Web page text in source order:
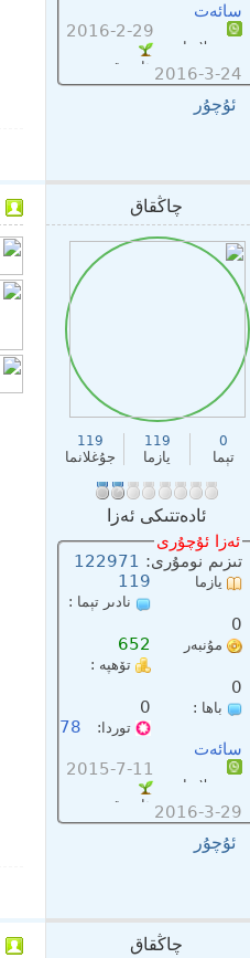
سائەت
تىزىملاتقان :
2016-2-29
ئاخىرقى: 2016-3-24
ئۇچۇر
چاڭقاق
0
تېما
119
يازما
119
جۇغلانما
ئادەتتىكى ئەزا
ئەزا ئۇچۇرى
تىزىم نومۇرى: 122971
يازما
119
نادىر تېما :
0
مۇنبەر
652
تۆھپە :
0
باھا : 0
توردا:
78
سائەت
تىزىملاتقان :
2015-7-11
ئاخىرقى: 2016-3-29
ئۇچۇر
چاڭقاق